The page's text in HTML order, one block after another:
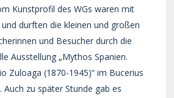
Kunstprofil des WGs waren mit
und durften die kleinen und großen
und Besucher durch die
Ausstellung „Mythos Spanien.
Zuloaga (1870-1945)“ im Bucerius
zu später Stunde gab es